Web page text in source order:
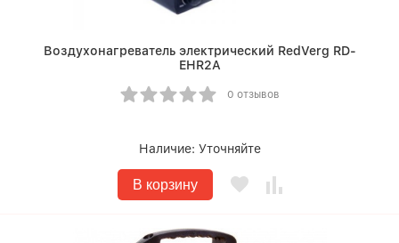
Воздухонагреватель электрический RedVerg RD-
EHR2A
0 отзывов
Наличие: Уточняйте
В корзину